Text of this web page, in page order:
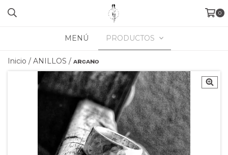
0
MENÚ PRODUCTOS
Inicio / ANILLOS / ᴀʀᴄᴀɴᴏ